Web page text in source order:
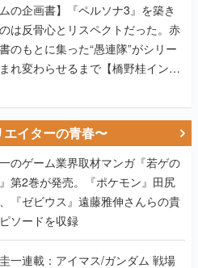
ムの企画書】『ペルソナ3』を築き
のは反骨心とリスペクトだった。赤
のもとに集った“愚連隊”がシリー
れ変わらせるまで【橋野桂インタ
イターの青春〜
のゲーム業界取材マンガ『若ゲの
第2巻が発売。『ポケモン』田尻
『ゼビウス』遠藤雅伸さんらの貴
ソードを収録
一連載：アイマス/ガンダム 戦場